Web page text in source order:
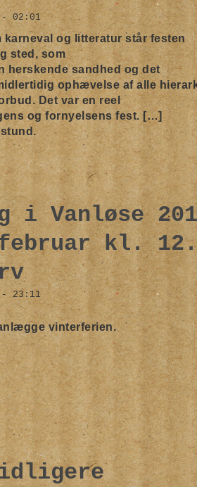
02:01
karneval og litteratur står festen
sted, som
herskende sandhed og det
ophævelse af alle
Det var en reel
og fornyelsens fest. […]
i Vanløse
kl.
23:11
vinterferien.
tidligere